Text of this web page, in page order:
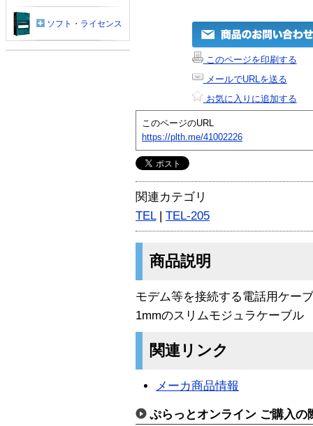
このページを印刷する
メールでURLを送る
お気に入りに追加する
このページのURL
https://plth.me/41002226
関連カテゴリ
TEL| TEL-205
商品説明
モデム等を接続する電話用ケー
1mmのスリムモジュラケーブル
関連リンク
メーカ商品情報
ぷらっとオンライン ご購入の
ソフト・ライセンス